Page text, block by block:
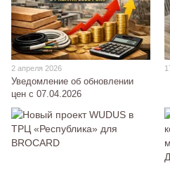
2 апреля 2026
Уведомление об обновлении
цен с 07.04.2026